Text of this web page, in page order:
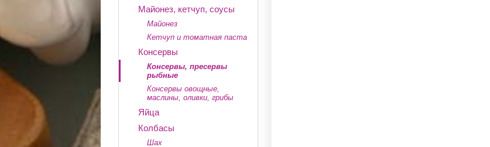
Майонез, кетчуп, соусы
Майонез
Кетчуп и томатная паста
Консервы
Консервы, пресервы
рыбные
Консервы овощные,
маслины, оливки, грибы
Яйца
Колбасы
Шах